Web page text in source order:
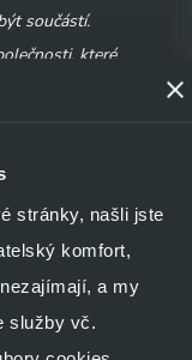
stránky, našli jste
komfort,
a my
služby vč.
součástí.
které
a pro něž
Díky
na vlastní